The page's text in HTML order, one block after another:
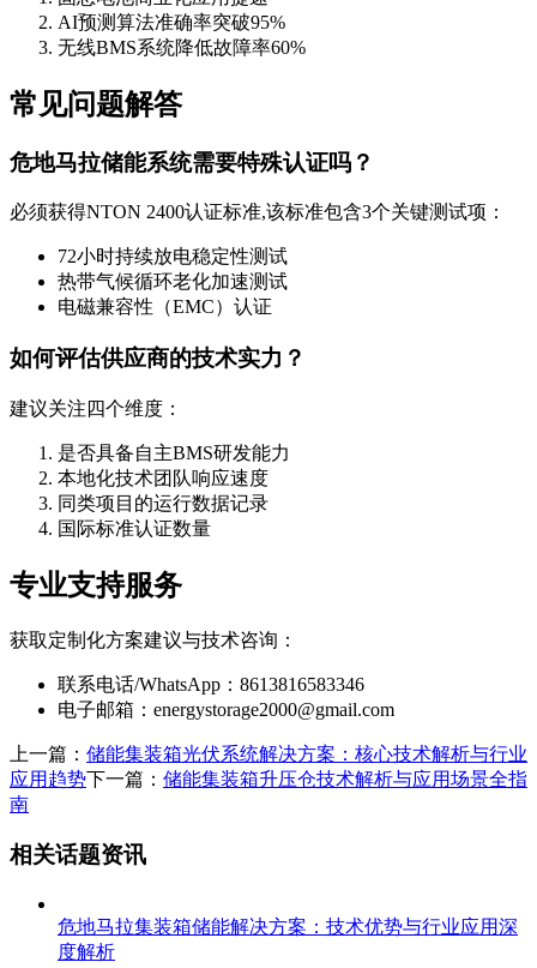
AI预测算法准确率突破95%
无线BMS系统降低故障率60%
常见问题解答
危地马拉储能系统需要特殊认证吗？
必须获得NTON 2400认证标准,该标准包含3个关键测试项：
72小时持续放电稳定性测试
热带气候循环老化加速测试
电磁兼容性（EMC）认证
如何评估供应商的技术实力？
建议关注四个维度：
是否具备自主BMS研发能力
本地化技术团队响应速度
同类项目的运行数据记录
国际标准认证数量
专业支持服务
获取定制化方案建议与技术咨询：
联系电话/WhatsApp：8613816583346
电子邮箱： energystorage2000@gmail.com
上一篇： 储能集装箱光伏系统解决方案：核心技术解析与行业
应用趋势下一篇： 储能集装箱升压仓技术解析与应用场景全指
南
相关话题资讯
危地马拉集装箱储能解决方案：技术优势与行业应用深
度解析